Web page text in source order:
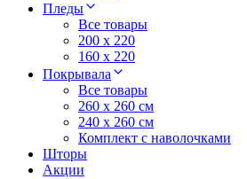
Пледы
Все товары
200 х 220
160 х 220
Покрывала
Все товары
260 x 260 см
240 х 260 см
Комплект с наволочками
Шторы
Акции